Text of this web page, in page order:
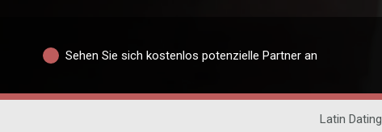
Sehen Sie sich kostenlos potenzielle Partner an
Latin Dating